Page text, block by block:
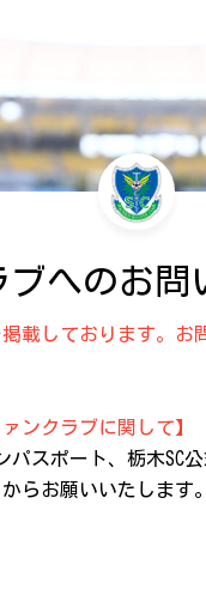
ブへのお問
載しております。お
ンクラブに関して】
スポート、栃木SC
から お願いいたします。